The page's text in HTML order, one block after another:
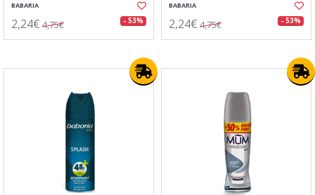
BABARIA
2,24€ 4,75€ - 53%
BABARIA
2,24€ 4,75€ - 53%